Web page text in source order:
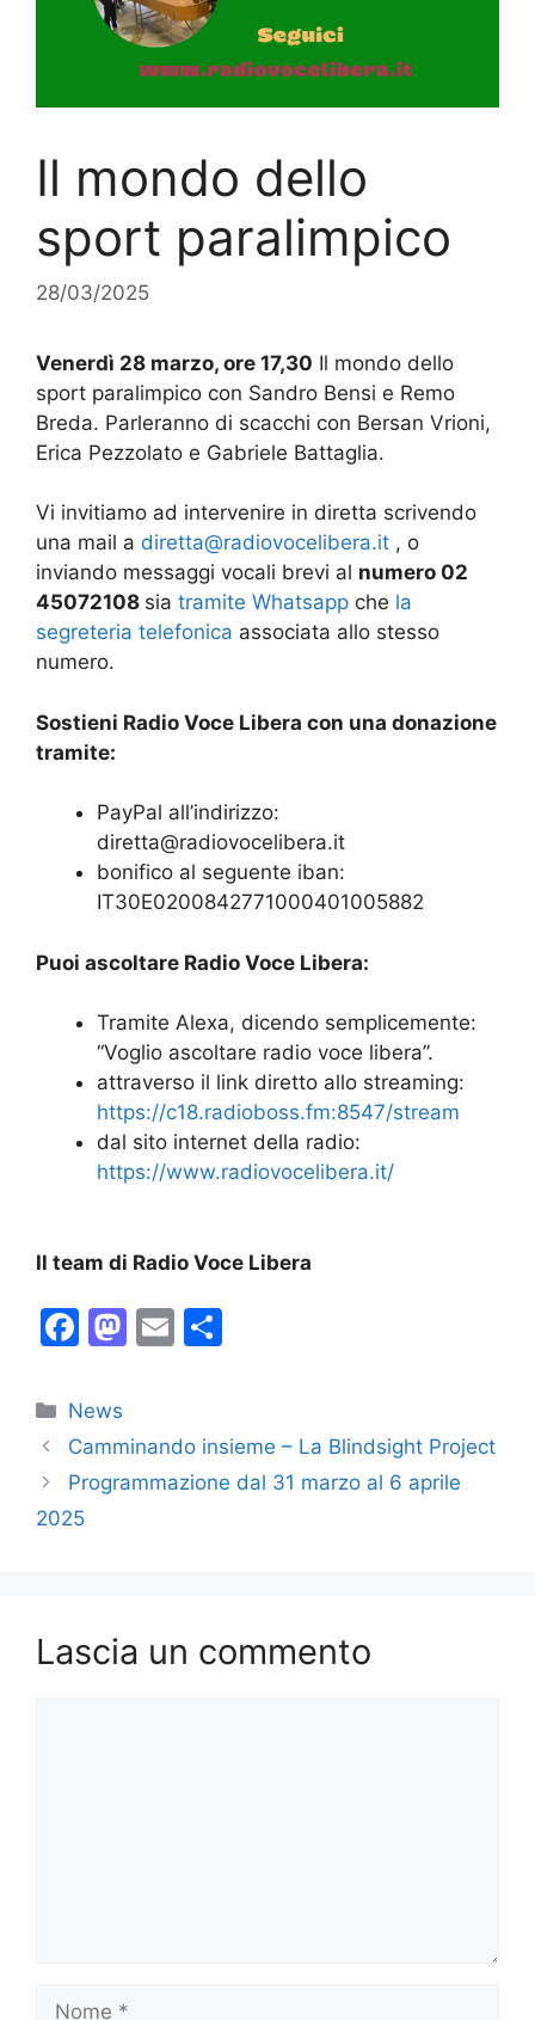
Il mondo dello
sport paralimpico
28/03/2025
Venerdì 28 marzo, ore 17,30 Il mondo dello
sport paralimpico con Sandro Bensi e Remo
Breda. Parleranno di scacchi con Bersan Vrioni,
Erica Pezzolato e Gabriele Battaglia.
Vi invitiamo ad intervenire in diretta scrivendo
una mail a diretta@radiovocelibera.it , o
inviando messaggi vocali brevi al numero 02
45072108 sia tramite Whatsapp che la
segreteria telefonica associata allo stesso
numero.
Sostieni Radio Voce Libera con una donazione
tramite:
PayPal all’indirizzo:
diretta@radiovocelibera.it
bonifico al seguente iban:
IT30E0200842771000401005882
Puoi ascoltare Radio Voce Libera:
Tramite Alexa, dicendo semplicemente:
“Voglio ascoltare radio voce libera”.
attraverso il link diretto allo streaming:
https://c18.radioboss.fm:8547/stream
dal sito internet della radio:
https://www.radiovocelibera.it/
Il team di Radio Voce Libera
F
c
e
b
o
M
o
d
E
l
di
vi
Categorie
News
Camminando insieme – La Blindsight Project
Programmazione dal 31 marzo al 6 aprile
2025
Lascia un commento
Nome